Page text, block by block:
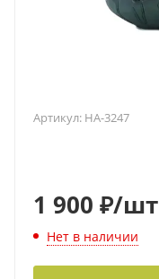
Артикул: HA-3247
1 900 ₽/шт
Нет в наличии